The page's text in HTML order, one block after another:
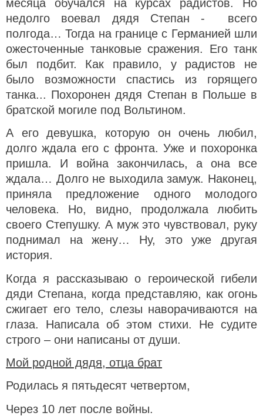
месяца обучался на курсах радистов. Но
недолго воевал дядя Степан - всего
полгода… Тогда на границе с Германией шли
ожесточенные танковые сражения. Его танк
был подбит. Как правило, у радистов не
было возможности спастись из горящего
танка... Похоронен дядя Степан в Польше в
братской могиле под Вольтином.
А его девушка, которую он очень любил,
долго ждала его с фронта. Уже и похоронка
пришла. И война закончилась, а она все
ждала… Долго не выходила замуж. Наконец,
приняла предложение одного молодого
человека. Но, видно, продолжала любить
своего Степушку. А муж это чувствовал, руку
поднимал на жену… Ну, это уже другая
история.
Когда я рассказываю о героической гибели
дяди Степана, когда представляю, как огонь
сжигает его тело, слезы наворачиваются на
глаза. Написала об этом стихи. Не судите
строго – они написаны от души.
Мой родной дядя, отца брат
Родилась я пятьдесят четвертом,
Через 10 лет после войны.